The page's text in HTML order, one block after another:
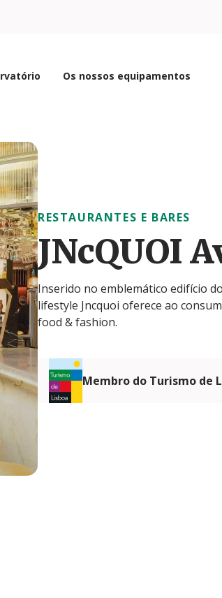
Os nossos equipamentos
RESTAURANTES E BARES
JNcQUOI
Inserido no emblemático edifício
lifestyle Jncquoi oferece ao
food & fashion.
Membro do Turismo de